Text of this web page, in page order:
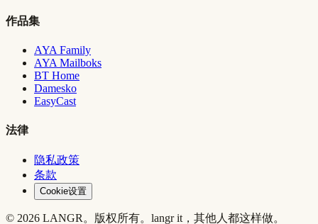
作品集
AYA Family
AYA Mailboks
BT Home
Damesko
EasyCast
法律
隐私政策
条款
Cookie设置
© 2026 LANGR。版权所有。 langr it，其他人都这样做。